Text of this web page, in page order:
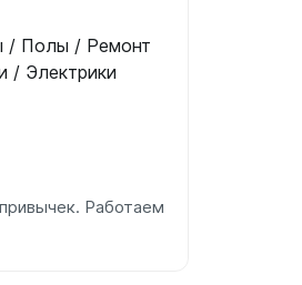
/ Полы / Ремонт
/ Электрики
Работаем